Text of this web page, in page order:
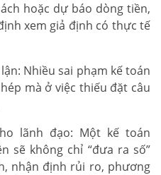
hoặc dự báo dòng tiền,
xem giả định có thực tế
Nhiều sai phạm kế toán
mà ở việc thiếu đặt câu
lãnh đạo: Một kế toán
sẽ không chỉ “đưa ra số”
nhận định rủi ro, phương